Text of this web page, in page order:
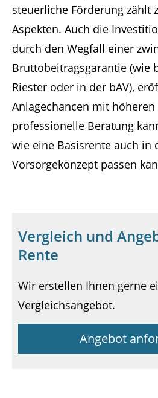
steuerliche Förderung zählt
Aspekten. Auch die
durch den Wegfall einer
Bruttobeitragsgarantie (wie
Riester oder in der bAV),
Anlagechancen mit höheren
professionelle Beratung
wie eine Basisrente auch in
Vorsorgekonzept passen
Vergleich und
Rente
Wir erstellen Ihnen gerne
Vergleichsangebot.
Angebot